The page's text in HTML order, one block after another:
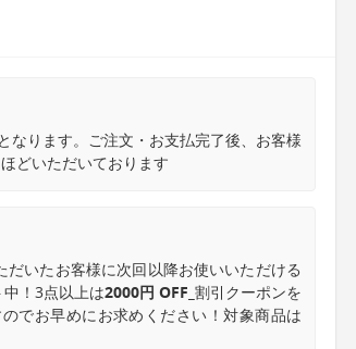
なります。ご注文・お支払完了後、お客様
どいただいております
だいたお客様に次回以降お使いいただける
！3点以上は2000円 OFF_ 割引クーポンを
でお早めにお求めください！対象商品は